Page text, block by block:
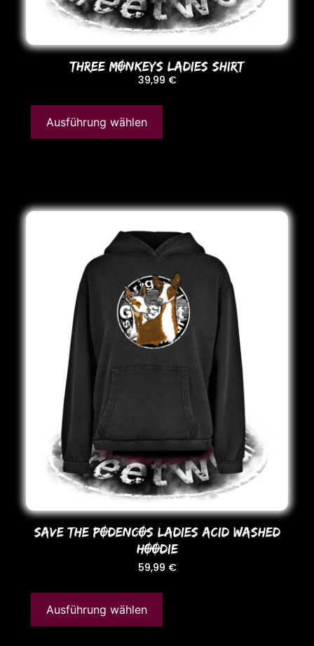
THREE MONKEYS LADIES SHIRT
39,99 €
Ausführung wählen
SAVE THE PODENCOS LADIES ACID WASHED
HOODIE
59,99 €
Ausführung wählen